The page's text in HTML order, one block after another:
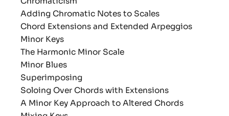
Adding Chromatic Notes to Scales
Chord Extensions and Extended Arpeggios
Minor Keys
The Harmonic Minor Scale
Minor Blues
Superimposing
Soloing Over Chords with Extensions
A Minor Key Approach to Altered Chords